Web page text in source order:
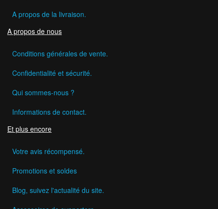
A propos de la livraison.
A propos de nous
Conditions générales de vente.
Confidentialité et sécurité.
Qui sommes-nous ?
Informations de contact.
Et plus encore
Votre avis récompensé.
Promotions et soldes
Blog, suivez l'actualité du site.